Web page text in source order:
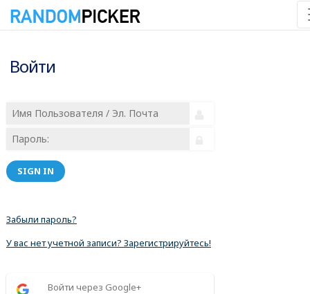
Войти
SIGN IN
Забыли пароль?
У вас нет учетной записи? Зарегистрируйтесь!
Войти через Google+